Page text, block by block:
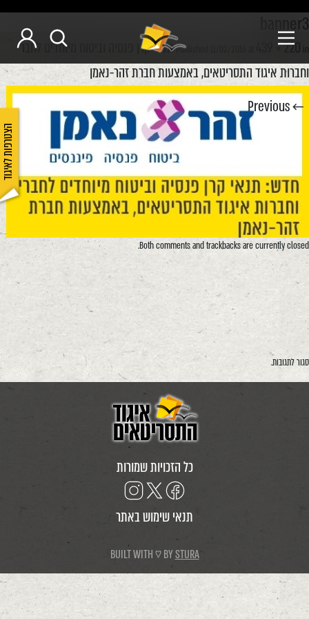
הצטרפות לאיגוד
banner3
Published 439 × 220 in
תנאי קרן פנסיה וביטוח מיוחדים לחברי
וחברות איגוד התסריטאים, באמצעות חברת זהר-נאמן
← Previous
Both comments and trackbacks are currently closed.
סגור לתגובות.
כל הזכויות שמורות
תנאי שימוש באתר
BUILT WITH ♡ BYSTURA